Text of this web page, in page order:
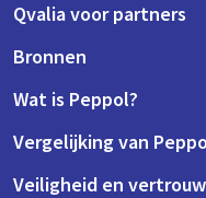
Qvalia voor partners
Bronnen
Wat is Peppol?
Vergelijking van
Veiligheid en